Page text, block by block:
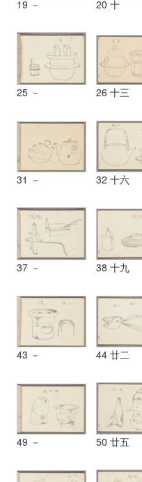
19 － 20 十
25 － 26 十三
31 － 32 十六
37 － 38 十九
43 － 44 廿二
49 － 50 廿五